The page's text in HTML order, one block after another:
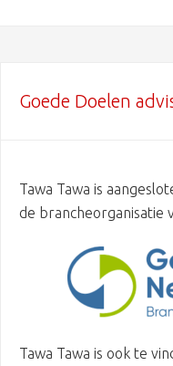
Goede Doelen
Tawa Tawa is
de brancheorganisatie
Tawa Tawa is ook te